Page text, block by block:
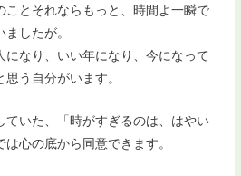
ことそれならもっと、時間よ一瞬で
したが。
になり、いい年になり、今になって
思う自分がいます。
ていた、「時がすぎるのは、はやい
心の底から同意できます。